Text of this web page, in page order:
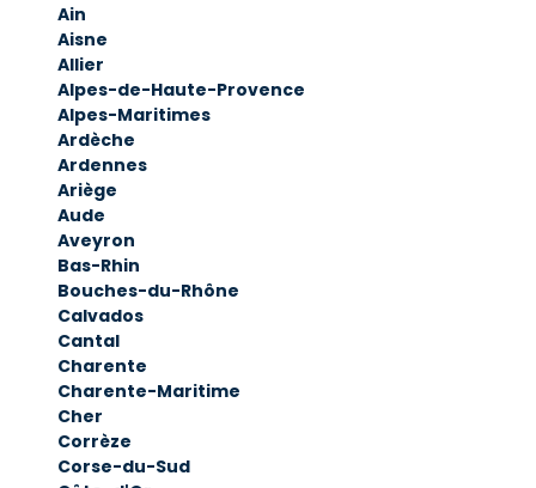
Ain
Aisne
Allier
Alpes-de-Haute-Provence
Alpes-Maritimes
Ardèche
Ardennes
Ariège
Aude
Aveyron
Bas-Rhin
Bouches-du-Rhône
Calvados
Cantal
Charente
Charente-Maritime
Cher
Corrèze
Corse-du-Sud